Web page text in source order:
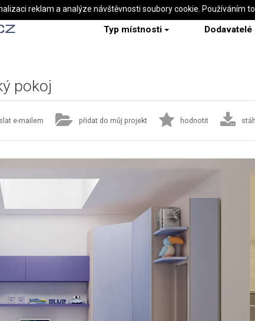
Typ místnosti Dodavatelé
pokoj
e-mailem přidat do můj projekt hodnotit
reklam a analýze návštěvnosti soubory cookie. Používáním